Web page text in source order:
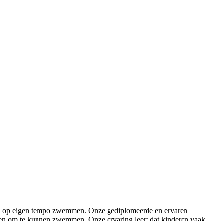
eigen tempo zwemmen. Onze gediplomeerde en ervaren
om te kunnen zwemmen. Onze ervaring leert dat kinderen vaak